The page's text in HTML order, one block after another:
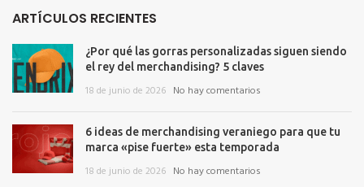
ARTÍCULOS RECIENTES
¿Por qué las gorras personalizadas siguen siendo
el rey del merchandising? 5 claves
18 de junio de 2026 No hay comentarios
6 ideas de merchandising veraniego para que tu
marca «pise fuerte» esta temporada
18 de junio de 2026 No hay comentarios